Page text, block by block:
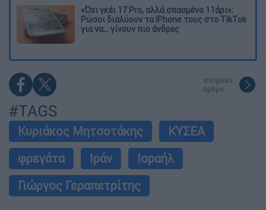
«Όχι γκέι 17 Pro, αλλά σπασμένο 11άρι»:
Ρώσοι διαλύουν τα iPhone τους στο TikTok
για να... γίνουν πιο άνδρες
επόμενο
άρθρο
#TAGS
Κυριάκος Μητσοτάκης
ΚΥΣΕΑ
φρεγάτα
Ιράν
Ισραήλ
Γιώργος Γεραπετρίτης